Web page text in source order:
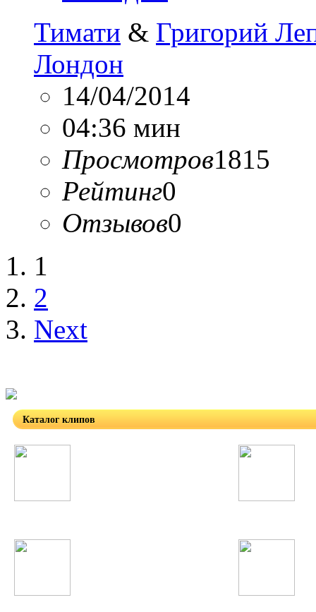
Тимати & Григорий
Лондон
14/04/2014
04:36 мин
Просмотров1815
Рейтинг0
Отзывов0
1
2
Next
Каталог клипов